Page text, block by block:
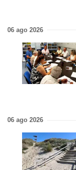
06 ago 2026
06 ago 2026